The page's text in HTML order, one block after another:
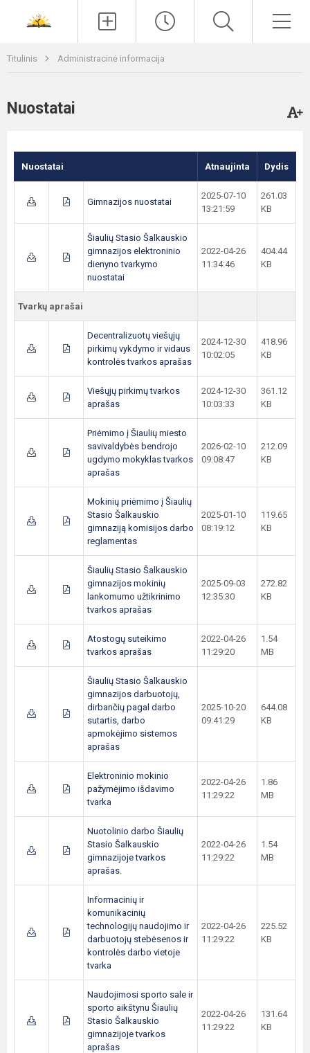
Titulinis Administracinė informacija
Nuostatai
Nuostatai Atnaujinta Dydis
Gimnazijos nuostatai
2025-07-10
13:21:59
261.03
KB
Šiaulių Stasio Šalkauskio
gimnazijos elektroninio
dienyno tvarkymo
nuostatai
2022-04-26
11:34:46
404.44
KB
Tvarkų aprašai
Decentralizuotų viešųjų
pirkimų vykdymo ir vidaus
kontrolės tvarkos aprašas
2024-12-30
10:02:05
418.96
KB
Viešųjų pirkimų tvarkos
aprašas
2024-12-30
10:03:33
361.12
KB
Priėmimo į Šiaulių miesto
savivaldybės bendrojo
ugdymo mokyklas tvarkos
aprašas
2026-02-10
09:08:47
212.09
KB
Mokinių priėmimo į Šiaulių
Stasio Šalkauskio
gimnaziją komisijos darbo
reglamentas
2025-01-10
08:19:12
119.65
KB
Šiaulių Stasio Šalkauskio
gimnazijos mokinių
lankomumo užtikrinimo
tvarkos aprašas
2025-09-03
12:35:30
272.82
KB
Atostogų suteikimo
tvarkos aprašas
2022-04-26
11:29:20
1.54
MB
Šiaulių Stasio Šalkauskio
gimnazijos darbuotojų,
dirbančių pagal darbo
sutartis, darbo
apmokėjimo sistemos
aprašas
2025-10-20
09:41:29
644.08
KB
Elektroninio mokinio
pažymėjimo išdavimo
tvarka
2022-04-26
11:29:22
1.86
MB
Nuotolinio darbo Šiaulių
Stasio Šalkauskio
gimnazijoje tvarkos
aprašas.
2022-04-26
11:29:22
1.54
MB
Informacinių ir
komunikacinių
technologijų naudojimo ir
darbuotojų stebėsenos ir
kontrolės darbo vietoje
tvarka
2022-04-26
11:29:22
225.52
KB
Naudojimosi sporto sale ir
sporto aikštynu Šiaulių
Stasio Šalkauskio
gimnazijoje tvarkos
aprašas
2022-04-26
11:29:22
131.64
KB